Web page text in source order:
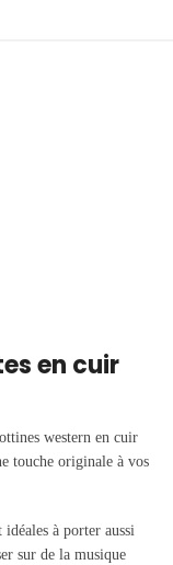
en cuir
western en cuir
touche originale à vos
à porter aussi
sur de la musique